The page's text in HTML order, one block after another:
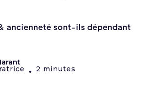
ancienneté sont-ils dépendant
• 2 minutes